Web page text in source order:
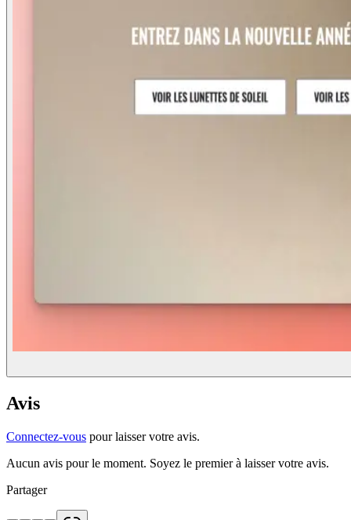
Avis
Connectez-vous pour laisser votre avis.
Aucun avis pour le moment. Soyez le premier à laisser votre avis.
Partager